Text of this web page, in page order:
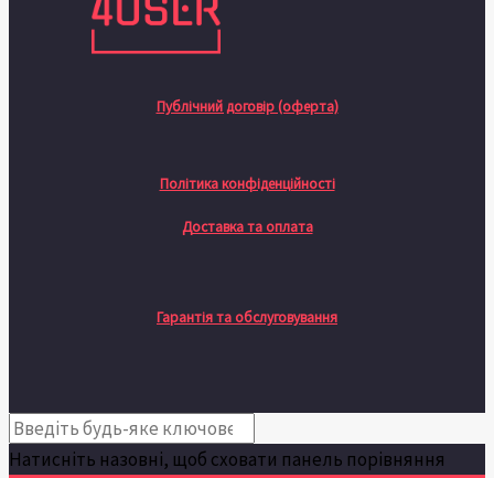
Публічний договір (оферта)
Політика конфіденційності
Доставка та оплата
Гарантія та обслуговування
Натисніть назовні, щоб сховати панель порівняння